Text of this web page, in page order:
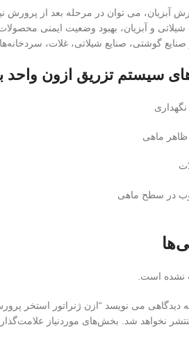
آبزیان، می توان در مرحله بعد از
و آبزیان، بهبود وضعیت ایمنی
صنایع گوشتی، صنایع شیلاتی، غلات،
سیستم تزریق ازون واحد
ظاهر ماهی
در سطح ماهی
نشده است.
دیدگاهی می نویسد “ازن ژنراتور استخر
نخواهد شد.
بخش‌های موردنیاز